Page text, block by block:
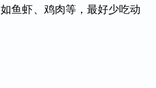
鱼虾、鸡肉等，最好少吃动